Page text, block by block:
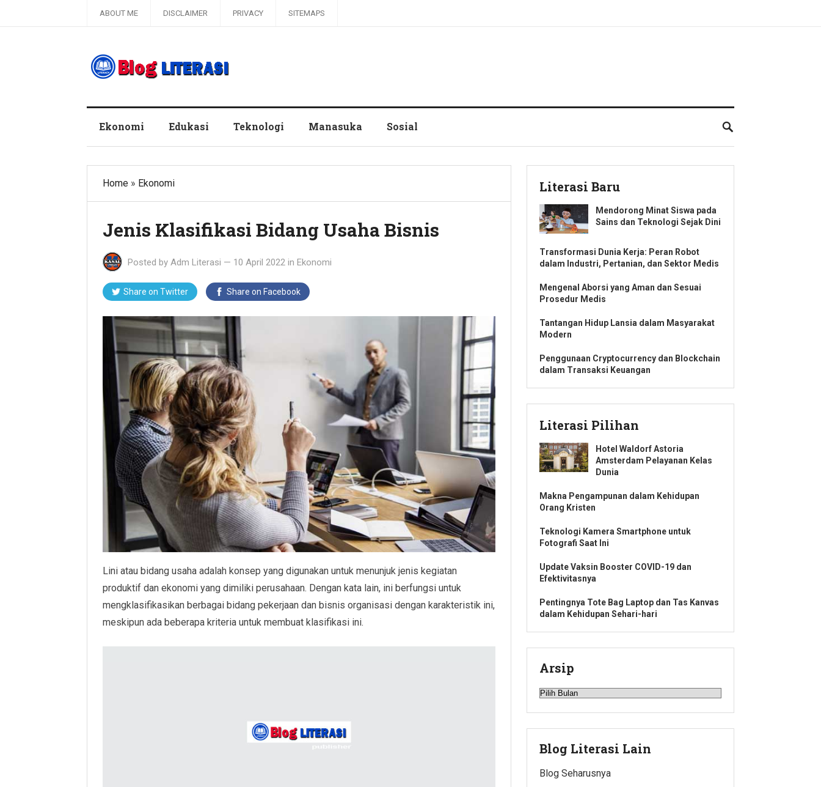
ABOUT ME DISCLAIMER PRIVACY SITEMAPS
Ekonomi Edukasi Teknologi Manasuka Sosial
Home » Ekonomi
Jenis Klasifikasi Bidang Usaha Bisnis
Posted by Adm Literasi — 10 April 2022 in Ekonomi
Share on Twitter Share on Facebook
Lini atau bidang usaha adalah konsep yang digunakan untuk menunjuk jenis kegiatan
produktif dan ekonomi yang dimiliki perusahaan. Dengan kata lain, ini berfungsi untuk
mengklasifikasikan berbagai bidang pekerjaan dan bisnis organisasi dengan karakteristik ini,
meskipun ada beberapa kriteria untuk membuat klasifikasi ini.
Literasi Baru
Mendorong Minat Siswa pada
Sains dan Teknologi Sejak Dini
Transformasi Dunia Kerja: Peran Robot
dalam Industri, Pertanian, dan Sektor Medis
Mengenal Aborsi yang Aman dan Sesuai
Prosedur Medis
Tantangan Hidup Lansia dalam Masyarakat
Modern
Penggunaan Cryptocurrency dan Blockchain
dalam Transaksi Keuangan
Literasi Pilihan
Hotel Waldorf Astoria
Amsterdam Pelayanan Kelas
Dunia
Makna Pengampunan dalam Kehidupan
Orang Kristen
Teknologi Kamera Smartphone untuk
Fotografi Saat Ini
Update Vaksin Booster COVID-19 dan
Efektivitasnya
Pentingnya Tote Bag Laptop dan Tas Kanvas
dalam Kehidupan Sehari-hari
Arsip
Arsip
Blog Literasi Lain
Blog Seharusnya